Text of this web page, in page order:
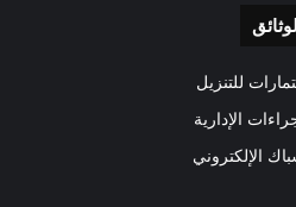
للتنزيل
الإدارية
الإلكتروني